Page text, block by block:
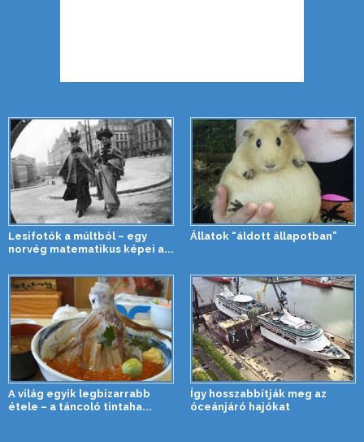
Lesifotók a múltból – egy
norvég matematikus képei a...
Állatok “áldott állapotban”
A világ egyik legbizarrabb
étele – a táncoló tintaha...
Így hosszabbítják meg az
óceánjáró hajókat